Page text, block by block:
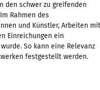
den schwer zu greifenden
Rahmen des
und Künstler, Arbeiten mit
Einreichungen ein
So kann eine Relevanz
festgestellt werden.